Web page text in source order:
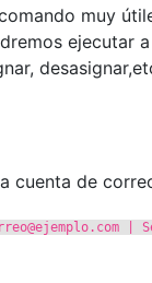
muy
ejecutar
cuenta de
|